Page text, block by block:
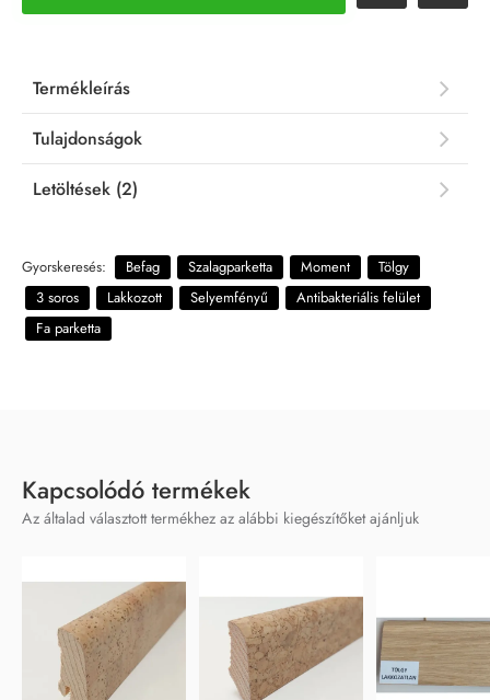
Termékleírás
Tulajdonságok
Letöltések (2)
Gyorskeresés: Befag Szalagparketta Moment
Tölgy
3 soros
Lakkozott Selyemfényű
Antibakteriális felület
Fa parketta
Kapcsolódó termékek
Az általad választott termékhez az alábbi kiegészítőket ajánljuk